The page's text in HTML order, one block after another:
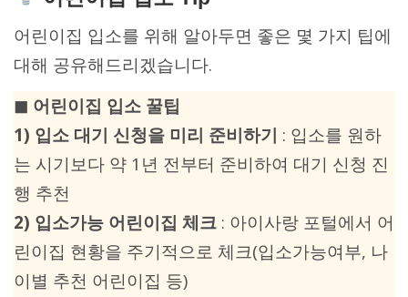
어린이집 입소를 위해 알아두면 좋은 몇 가지 팁에
대해 공유해드리겠습니다.
◼︎ 어린이집 입소 꿀팁
1) 입소 대기 신청을 미리 준비하기 : 입소를 원하
는 시기보다 약 1년 전부터 준비하여 대기 신청 진
행 추천
2) 입소가능 어린이집 체크 : 아이사랑 포털에서 어
린이집 현황을 주기적으로 체크(입소가능여부, 나
이별 추천 어린이집 등)